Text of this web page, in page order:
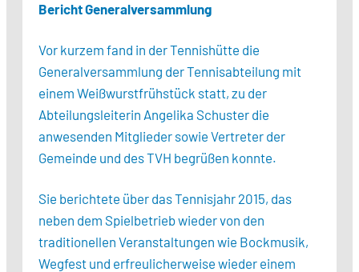
Bericht Generalversammlung
Vor kurzem fand in der Tennishütte die
Generalversammlung der Tennisabteilung mit
einem Weißwurstfrühstück statt, zu der
Abteilungsleiterin Angelika Schuster die
anwesenden Mitglieder sowie Vertreter der
Gemeinde und des TVH begrüßen konnte.
Sie berichtete über das Tennisjahr 2015, das
neben dem Spielbetrieb wieder von den
traditionellen Veranstaltungen wie Bockmusik,
Wegfest und erfreulicherweise wieder einem